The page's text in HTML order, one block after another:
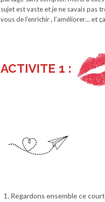
sujet est vaste et je ne savais pas
vous de l’enrichir , l’améliorer… et
ACTIVITE 1 :
Regardons ensemble ce